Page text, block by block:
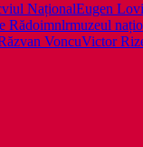
NaționalEugen
Rădoimnlrmuzeul
VoncuVictor